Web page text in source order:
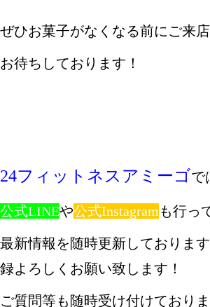
ぜひお菓子がなくなる前にご来店
お待ちしております！
24フィットネスアミーゴで
公式LINEや公式Instagram も行っ
最新情報を随時更新しておりま
録よろしくお願い致します！
ご質問等も随時受け付けておりま